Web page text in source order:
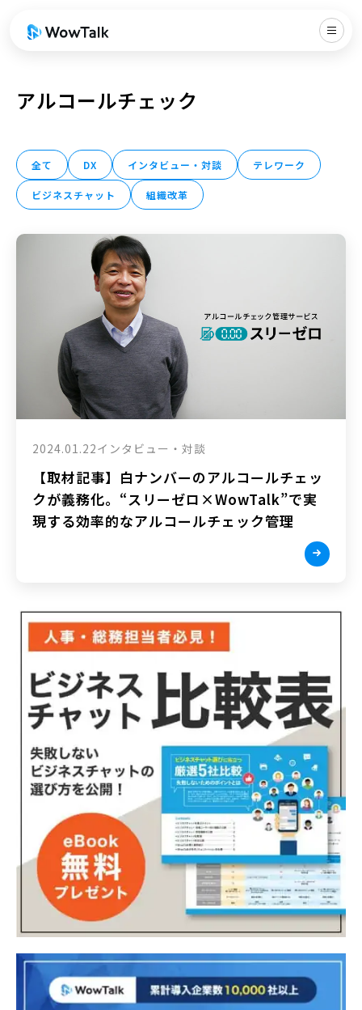
アルコールチェック
全て DX インタビュー・対談 テレワーク
ビジネスチャット 組織改革
2024.01.22インタビュー・対談
【取材記事】白ナンバーのアルコールチェッ
クが義務化。“スリーゼロ×WowTalk”で実
現する効率的なアルコールチェック管理